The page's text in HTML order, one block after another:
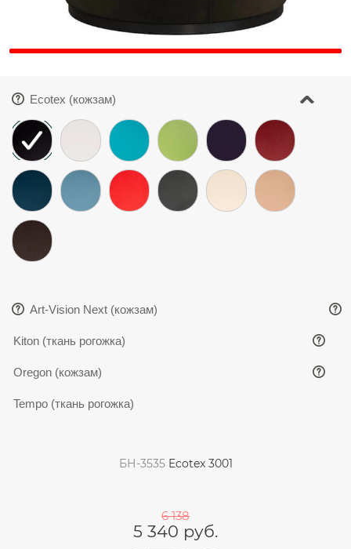
Ecotex (кожзам)
Art-Vision Next (кожзам)
Kiton (ткань рогожка)
Oregon (кожзам)
Tempo (ткань рогожка)
БН-3535 Ecotex 3001
6 138
5 340 руб.